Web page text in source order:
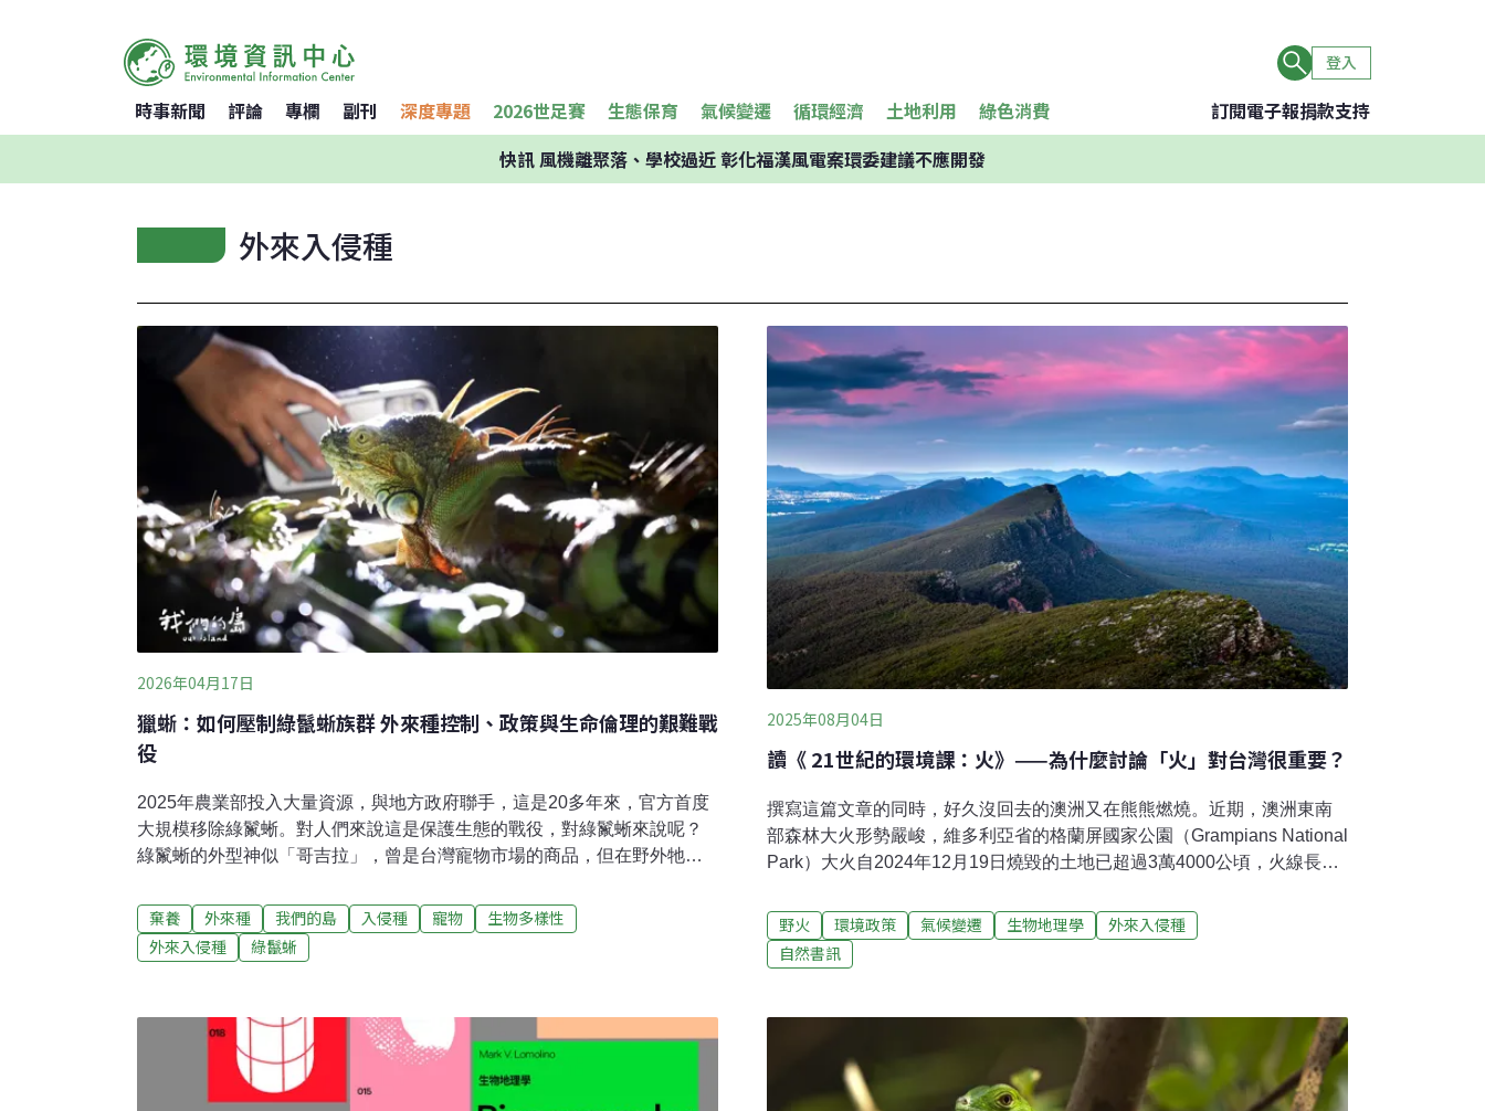
登入
時事新聞 評論 專欄 副刊 深度專題 2026世足賽 生態保育 氣候變遷 循環經濟 土地利用 綠色消費 訂閱電子報捐款支持
快訊風機離聚落、學校過近 彰化福漢風電案環委建議不應開發
外來入侵種
2026年04月17日
獵蜥：如何壓制綠鬣蜥族群 外來種控制、政策與生命倫理的艱難戰
役
2025年農業部投入大量資源，與地方政府聯手，這是20多年來，官方首度
大規模移除綠鬣蜥。對人們來說這是保護生態的戰役，對綠鬣蜥來說呢？
綠鬣蜥的外型神似「哥吉拉」，曾是台灣寵物市場的商品，但在野外牠們
兩萬隻，超過市場需求，大量體弱或賣相差的個體被隨意拋棄。綠鬣蜥野
外族群日益擴大 人蜥衝突漸增南台灣溫暖的氣候與牠們的原生地中南美洲
接近，因此牠們在溪溝、河畔建立族群。成年的綠鬣蜥身長可將近2公尺，
顯，但對農民的損害卻已浮上檯面。嘉義八掌溪畔的農友黃先生，一季就
有兩千多棵西瓜小苗被綠鬣蜥啃食殆盡。為了遏止綠鬣蜥族群增長，農業
部在2025年投入大量資源，與地方政府聯手，創下全年移除總量26萬隻的
記錄。其中，屏東縣移除量高達13萬288隻，居全台之冠。
棄養 外來種 我們的島 入侵種 寵物
生物多樣性
外來入侵種
綠鬣蜥
2025年08月04日
讀《 21世紀的環境課：火》——為什麼討論「火」對台灣很重要？
撰寫這篇文章的同時，好久沒回去的澳洲又在熊熊燃燒。近期，澳洲東南
部森林大火形勢嚴峻，維多利亞省的格蘭屏國家公園（Grampians National
Park）大火自2024年12月19日燒毀的土地已超過3萬4000公頃，火線長達
關對霍爾斯加普（Halls Gap）等地區發布緊急撤離令，並警告隨著聖誕節
的夏季高溫來臨，林火風險加劇。新南威爾斯省內陸和東北部因高溫和大
風加速火勢蔓延，主管機關對雪梨地區全面實施禁火令，建議居民避免不
議，確保安全渡過這段火災高風險期。這場大火，是2019年冬天的澳洲森
林大火以來，澳洲規模最大的一次。當時，我正在昆士蘭大學讀博士班，
準備收拾行李回台灣過年。有一天起床，窗外一片霧霾，PM2.5的濃度達到
每立方公尺150.8微克。還以為是
野火 環境政策 氣候變遷 生物地理學
外來入侵種
自然書訊